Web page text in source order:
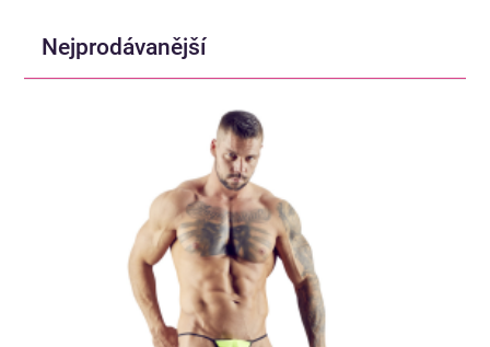
Nejprodávanější